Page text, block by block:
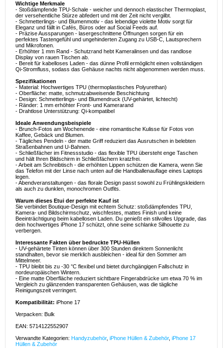
Wichtige Merkmale
- Stoßdämpfende TPU-Schale - weicher und dennoch elastischer Thermoplast,
der versehentliche Stürze abfedert und mit der Zeit nicht vergilbt.
- Schmetterlings- und Blumenmotiv - das lebendige violette Motiv sorgt für
Eleganz und fällt in Cafés, Büros oder auf Social Feeds auf.
- Präzise Aussparungen - lasergeschnittene Öffnungen sorgen für ein
perfektes Tastengefühl und ungehinderten Zugang zu USB-C, Lautsprechern
und Mikrofonen.
- Erhöhter 1 mm Rand - Schutzrand hebt Kameralinsen und das randlose
Display von rauen Tischen ab.
- Bereit für kabelloses Laden - das dünne Profil ermöglicht einen vollständigen
Qi-Stromfluss, sodass das Gehäuse nachts nicht abgenommen werden muss.
Spezifikationen
- Material: Hochwertiges TPU (thermoplastisches Polyurethan)
- Oberfläche: matte, schmutzabweisende Beschichtung
- Design: Schmetterlings- und Blumendruck (UV-gehärtet, lichtecht)
- Ränder: 1 mm erhöhter Front- und Kamerarand
- Drahtlose Unterstützung: Qi-kompatibel
Ideale Anwendungsbeispiele
- Brunch-Fotos am Wochenende - eine romantische Kulisse für Fotos von
Kaffee, Gebäck und Blumen.
- Tägliches Pendeln - der matte Griff reduziert das Ausrutschen in belebten
Straßenbahnen und U-Bahnen.
- Schließfächer im Fitnessstudio - das flexible TPU übersteht enge Taschen
und hält Ihren Bildschirm in Schließfächern kratzfrei.
- Arbeit am Schreibtisch - die erhöhten Lippen schützen die Kamera, wenn Sie
das Telefon mit der Linse nach unten auf die Handballenauflage eines Laptops
legen.
- Abendveranstaltungen - das florale Design passt sowohl zu Frühlingskleidern
als auch zu dunklen, monochromen Outfits.
Warum dieses Etui der perfekte Kauf ist
Sie verbindet Boutique-Design mit echtem Schutz: stoßdämpfendes TPU,
Kamera- und Bildschirmschutz, wischfestes, mattes Finish und keine
Beeinträchtigung beim kabellosen Laden. Du genießt ein stilvolles Upgrade, das
dein hochwertiges iPhone 17 schützt, ohne seine schlanke Silhouette zu
verbergen.
Interessante Fakten über bedruckte TPU-Hüllen
- UV-gehärtete Tinten können über 300 Stunden direktem Sonnenlicht
standhalten, bevor sie merklich ausbleichen - ideal für den Sommer am
Mittelmeer.
- TPU bleibt bis zu -30 °C flexibel und bietet durchgängigen Fallschutz in
nordeuropäischen Wintern.
- Eine matte Oberfläche reduziert sichtbare Fingerabdrücke um etwa 70 % im
Vergleich zu glänzenden transparenten Gehäusen, was die tägliche
Reinigungszeit verringert.
Kompatibilität: iPhone 17
Verpacken: Bulk
EAN: 5714122552907
Verwandte Kategorien: Handyzubehör, iPhone Hüllen & Zubehör, iPhone 17
Hüllen & Zubehör